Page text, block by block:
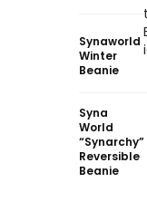
Synaworld
Winter
Beanie
Syna
World
“Synarchy”
Reversible
Beanie